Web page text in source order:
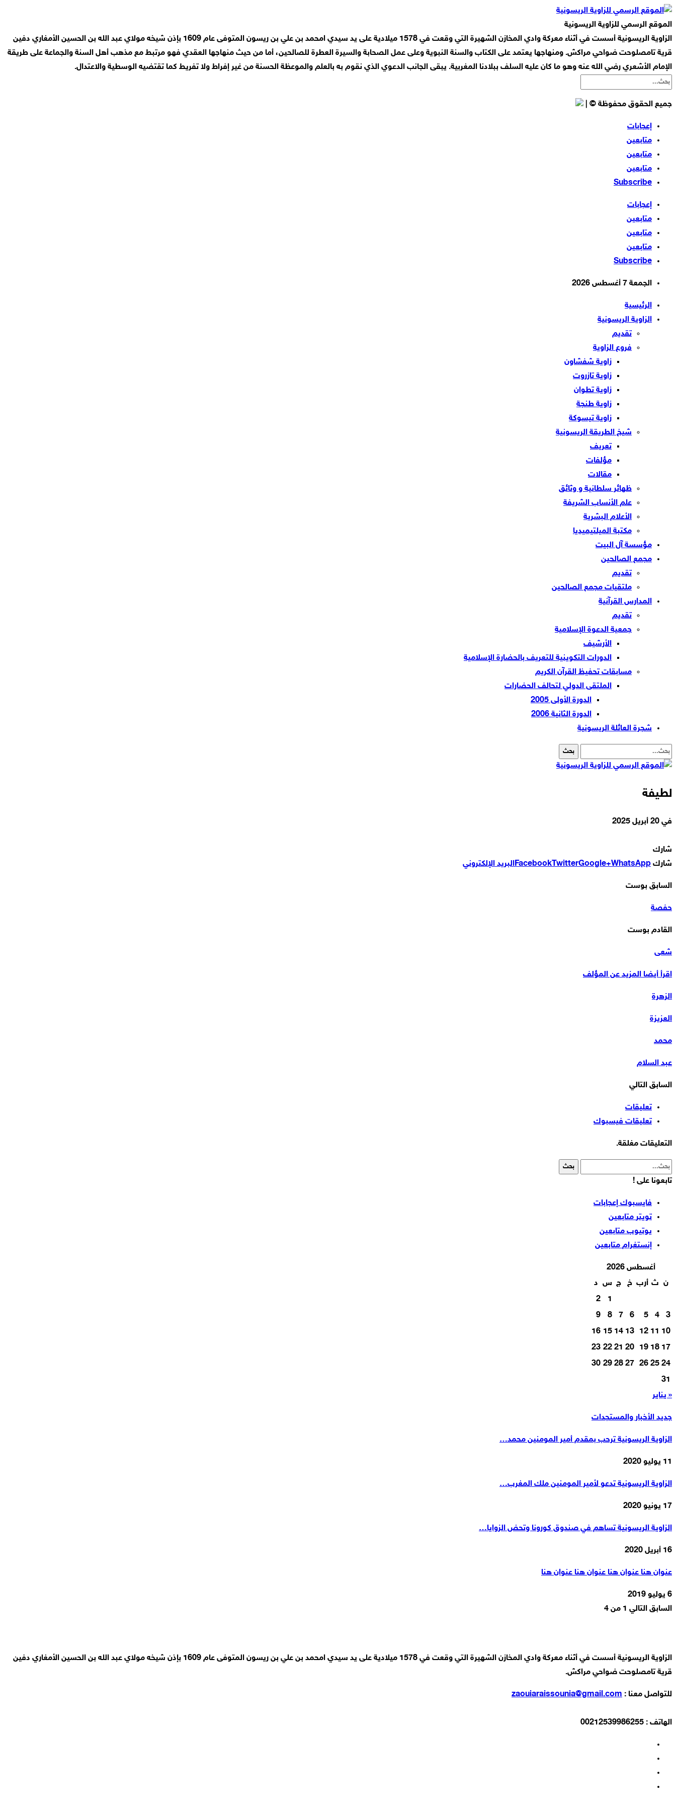
الموقع الرسمي للزاوية الريسونية
الزاوية الريسونية أسست في أثناء معركة وادي المخازن الشهيرة التي وقعت في 1578 ميلادية على يد سيدي امحمد بن علي بن ريسون المتوفى عام 1609 بإذن شيخه مولاي عبد الله بن الحسين الأمغاري دفين
قرية تامصلوحت ضواحي مراكش. ومنهاجها يعتمد على الكتاب والسنة النبوية وعلى عمل الصحابة والسيرة العطرة للصالحين، أما من حيث منهاجها العقدي فهو مرتبط مع مذهب أهل السنة والجماعة على طريقة
الإمام الأشعري رضي الله عنه وهو ما كان عليه السلف ببلادنا المغربية. يبقى الجانب الدعوي الذي نقوم به بالعلم والموعظة الحسنة من غير إفراط ولا تفريط كما تقتضيه الوسطية والاعتدال.
جميع الحقوق محفوظة © |
إعجابات
متابعين
متابعين
متابعين
Subscribe
إعجابات
متابعين
متابعين
متابعين
Subscribe
الجمعة 7 أغسطس 2026
الرئيسية
الزاوية الريسونية
تقديم
فروع الزاوية
زاوية شفشاون
زاوية تازروت
زاوية تطوان
زاوية طنجة
زاوية تيسوكة
شيخ الطريقة الريسونية
تعريف
مؤلفات
مقالات
ظهائر سلطانية و وثائق
علم الأنساب الشريفة
الأعلام البشرية
مكتبة الميلتيميديا
مؤسسة آل البيت
مجمع الصالحين
تقديم
ملتقيات مجمع الصالحين
المدارس القرآنية
تقديم
جمعية الدعوة الإسلامية
الأرشيف
الدورات التكوينية للتعريف بالحضارة الإسلامية
مسابقات تحفيظ القرآن الكريم
الملتقى الدولي لتحالف الحضارات
الدورة الأولى 2005
الدورة الثانية 2006
شجرة العائلة الريسونية
لطيفة
في 20 أبريل 2025
شارك
شارك
FacebookTwitterGoogle+WhatsApp البريد الإلكتروني
السابق بوست
حفصة
القادم بوست
شعى
اقرأ أيضا المزيد عن المؤلف
الزهرة
العزيزة
محمد
عبد السلام
السابق التالي
تعليقات
تعليقات فيسبوك
التعليقات مغلقة.
تابعونا على !
فايسبوك إعجابات
تويتر متابعين
يوتيوب متابعين
إنستغرام متابعين
أغسطس 2026
ن ث أرب خ ج س د
1
2
3
4
5
6
7
8
9
10
11
12
13
14
15
16
17
18
19
20
21
22
23
24
25
26
27
28
29
30
31
« يناير
جديد الأخبار والمستجدات
الزاوية الريسونية ترحب بمقدم أمير المومنين محمد…
11 يوليو 2020
الزاوية الريسونية تدعو لأمير المومنين ملك المغرب…
17 يونيو 2020
الزاوية الريسونية تساهم في صندوق كورونا وتحض الزوايا…
16 أبريل 2020
عنوان هنا عنوان هنا عنوان هنا عنوان هنا
6 يوليو 2019
السابق التالي 1 من 4
الزاوية الريسونية أسست في أثناء معركة وادي المخازن الشهيرة التي وقعت في 1578 ميلادية على يد سيدي امحمد بن علي بن ريسون المتوفى عام 1609 بإذن شيخه مولاي عبد الله بن الحسين الأمغاري دفين
قرية تامصلوحت ضواحي مراكش.
للتواصل معنا : zaouiaraissounia@gmail.com
الهاتف : 00212539986255